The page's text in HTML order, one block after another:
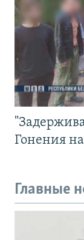
Гонения
Главные